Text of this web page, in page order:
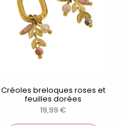
Créoles breloques roses et
feuilles dorées
19,99 €